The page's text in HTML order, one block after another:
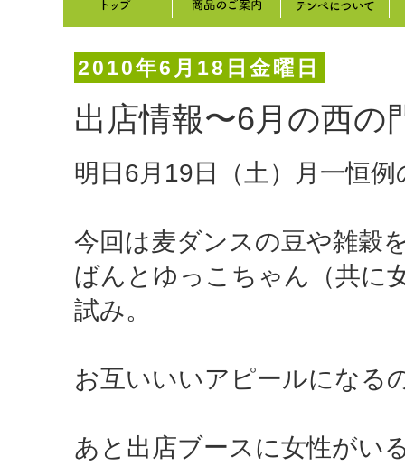
2010年6月18日金曜日
出店情報〜6月の西の
明日6月19日（土）月一恒
今回は麦ダンスの豆や雑穀
ばんとゆっこちゃん（共に
試み。
お互いいいアピールになる
あと出店ブースに女性がい